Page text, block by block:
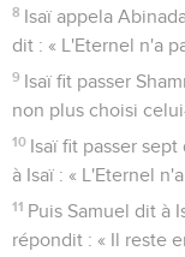
8 Isaï appela
dit : « L'Eternel n'a
9 Isaï fit passer
non plus choisi
10 Isaï fit passer
à Isaï : « L'Eternel
11 Puis Samuel dit à
répondit : « Il reste